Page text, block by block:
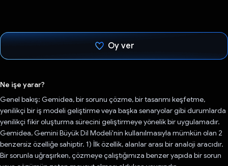
Oy ver
Ne işe yarar?
Genel bakış: Gemidea, bir sorunu çözme, bir tasarımı keşfetme,
yenilikçi bir iş modeli geliştirme veya başka senaryolar gibi durumlarda
yenilikçi fikir oluşturma sürecini geliştirmeye yönelik bir uygulamadır.
Gemidea, Gemini Büyük Dil Modeli'nin kullanılmasıyla mümkün olan 2
benzersiz özelliğe sahiptir. 1) İlk özellik, alanlar arası bir analoji aracıdır.
Bir sorunla uğraşırken, çözmeye çalıştığımıza benzer yapıda bir sorun